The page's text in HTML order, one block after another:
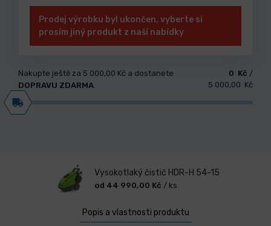
Prodej výrobku byl ukončen, vyberte si
prosím jiný produkt z naší nabídky
Nakupte ještě za 5 000,00 Kč a dostanete
DOPRAVU ZDARMA.
0 Kč /
5 000,00 Kč
Vysokotlaký čistič HDR-H 54-15
od 44 990,00 Kč / ks
Popis a vlastnosti produktu